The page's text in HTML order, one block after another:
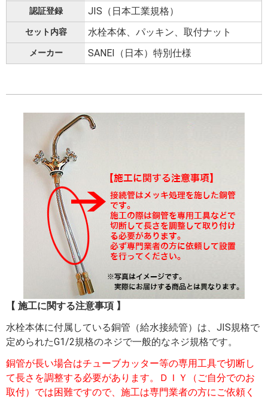
認証登録 JIS（日本工業規格）
セット内容 水栓本体、パッキン、取付ナット
メーカー SANEI（日本）特別仕様
【 施工に関する注意事項 】
水栓本体に付属している銅管（給水接続管）は、JIS規格で
定められたG1/2規格のネジで一般的なネジ規格です。
銅管が長い場合はチューブカッター等の専用工具で切断し
て長さを調整する必要があります。ＤＩＹ（ご自分でのお
取付）では困難ですので、施工は専門業者の方にご依頼く